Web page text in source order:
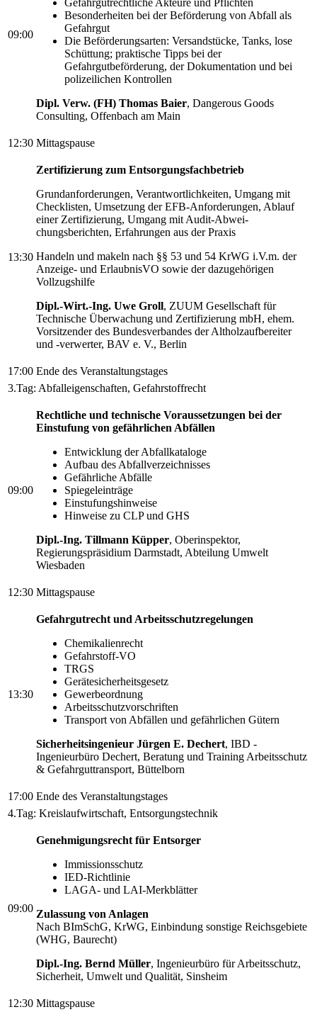
09:00
Besonderheiten bei der Beförderung von Abfall als
Gefahrgut
Die Beförderungsarten: Versandstücke, Tanks, lose
Schüttung; praktische Tipps bei der
Gefahrgutbeförderung, der Dokumentation und bei
polizeilichen Kontrollen
Dipl. Verw. (FH) Thomas Baier, Dangerous Goods
Consulting, Offenbach am Main
12:30 Mittagspause
13:30
Zertifizierung zum Entsorgungsfachbetrieb
Grundanforderungen, Verantwortlichkeiten, Umgang mit
Checklisten, Umsetzung der EFB-Anforderungen, Ablauf
einer Zertifizierung, Umgang mit Audit-Abwei-
chungsberichten, Erfahrungen aus der Praxis
Handeln und makeln nach §§ 53 und 54 KrWG i.V.m. der
Anzeige- und ErlaubnisVO sowie der dazugehörigen
Vollzugshilfe
Dipl.-Wirt.-Ing. Uwe Groll, ZUUM Gesellschaft für
Technische Überwachung und Zertifizierung mbH, ehem.
Vorsitzender des Bundesverbandes der Altholzaufbereiter
und -verwerter, BAV e. V., Berlin
17:00 Ende des Veranstaltungstages
3.Tag: Abfalleigenschaften, Gefahrstoffrecht
09:00
Rechtliche und technische Voraussetzungen bei der
Einstufung von gefährlichen Abfällen
Entwicklung der Abfallkataloge
Aufbau des Abfallverzeichnisses
Gefährliche Abfälle
Spiegeleinträge
Einstufungshinweise
Hinweise zu CLP und GHS
Dipl.-Ing. Tillmann Küpper, Oberinspektor,
Regierungspräsidium Darmstadt, Abteilung Umwelt
Wiesbaden
12:30 Mittagspause
13:30
Gefahrgutrecht und Arbeitsschutzregelungen
Chemikalienrecht
Gefahrstoff-VO
TRGS
Gerätesicherheitsgesetz
Gewerbeordnung
Arbeitsschutzvorschriften
Transport von Abfällen und gefährlichen Gütern
Sicherheitsingenieur Jürgen E. Dechert, IBD -
Ingenieurbüro Dechert, Beratung und Training Arbeitsschutz
& Gefahrguttransport, Büttelborn
17:00 Ende des Veranstaltungstages
4.Tag: Kreislaufwirtschaft, Entsorgungstechnik
09:00
Genehmigungsrecht für Entsorger
Immissionsschutz
IED-Richtlinie
LAGA- und LAI-Merkblätter
Zulassung von Anlagen
Nach BImSchG, KrWG, Einbindung sonstige Reichsgebiete
(WHG, Baurecht)
Dipl.-Ing. Bernd Müller, Ingenieurbüro für Arbeitsschutz,
Sicherheit, Umwelt und Qualität, Sinsheim
12:30 Mittagspause